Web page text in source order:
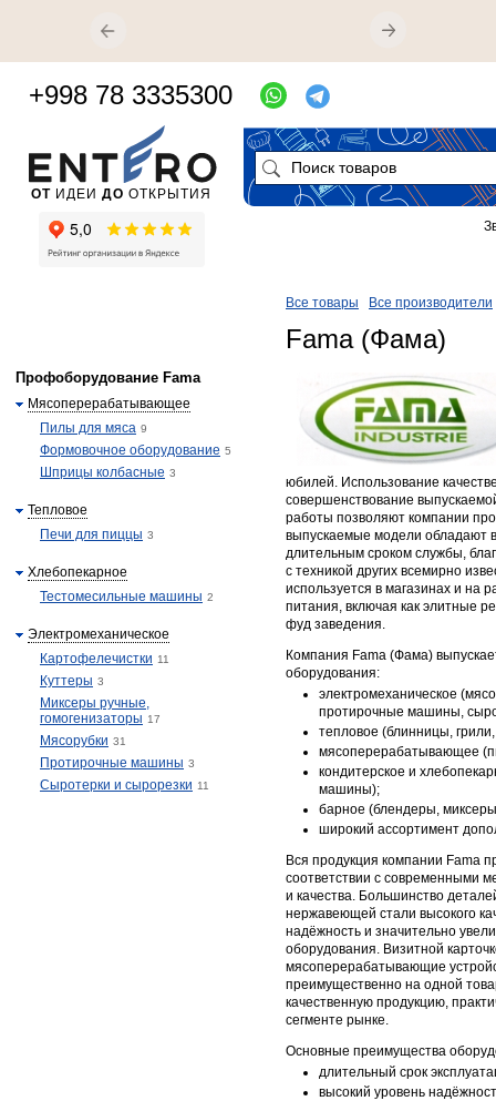
Все товары Все производители
Fama (Фама)
юбилей. Использование
совершенствование
работы позволяют компании
выпускаемые модели обладают
длительным сроком службы,
с техникой других всемирно
используется в магазинах и на
питания, включая как элитные
фуд заведения.
Компания Fama (Фама)
оборудования:
электромеханическое
протирочные машины,
тепловое (блинницы,
мясоперерабатывающее
кондитерское и
машины);
барное (блендеры,
широкий ассортимент
Вся продукция компании Fama
соответствии с современными
и качества. Большинство
нержавеющей стали высокого
надёжность и значительно
оборудования. Визитной
мясоперерабатывающие
преимущественно на одной
качественную продукцию,
сегменте рынке.
Основные преимущества
длительный срок
высокий уровень
Профоборудование Fama
Мясоперерабатывающее
Пилы для мяса 9
Формовочное оборудование 5
Шприцы колбасные 3
Тепловое
Печи для пиццы 3
Хлебопекарное
Тестомесильные машины 2
Электромеханическое
Картофелечистки 11
Куттеры 3
Миксеры ручные,
гомогенизаторы 17
Мясорубки 31
Протирочные машины 3
Сыротерки и сырорезки 11
ОТ ИДЕИ ДО ОТКРЫТИЯ
+998 78 3335300